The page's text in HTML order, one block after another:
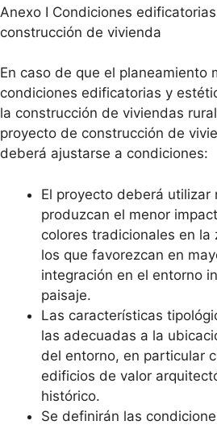
Anexo I Condiciones
construcción de vivienda
En caso de que el planeamiento
condiciones edificatorias y
la construcción de viviendas
proyecto de construcción de
deberá ajustarse a condiciones:
El proyecto deberá utilizar
produzcan el menor
colores tradicionales en la
los que favorezcan en
integración en el entorno
paisaje.
Las características
las adecuadas a la
del entorno, en particular
edificios de valor
histórico.
Se definirán las